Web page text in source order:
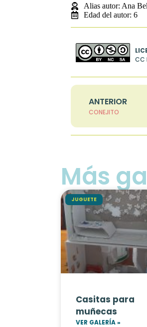
Alias autor: Ana
Edad del autor: 6
CC
ANTERIOR
CONEJITO
Más
JUGUETE
Casitas para
muñecas
VER GALERÍA »